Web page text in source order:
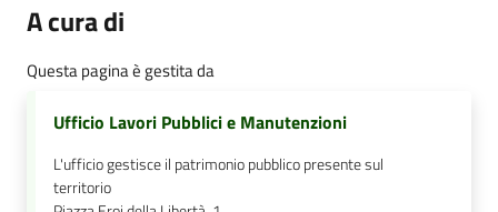
A cura di
Questa pagina è gestita da
Ufficio Lavori Pubblici e Manutenzioni
L'ufficio gestisce il patrimonio pubblico presente sul
territorio